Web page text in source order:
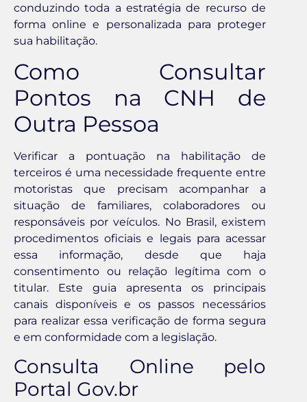
conduzindo toda a estratégia de recurso de
forma online e personalizada para proteger
sua habilitação.
Como Consultar
Pontos na CNH de
Outra Pessoa
Verificar a pontuação na habilitação de
terceiros é uma necessidade frequente entre
motoristas que precisam acompanhar a
situação de familiares, colaboradores ou
responsáveis por veículos. No Brasil, existem
procedimentos oficiais e legais para acessar
essa informação, desde que haja
consentimento ou relação legítima com o
titular. Este guia apresenta os principais
canais disponíveis e os passos necessários
para realizar essa verificação de forma segura
e em conformidade com a legislação.
Consulta Online pelo
Portal Gov.br